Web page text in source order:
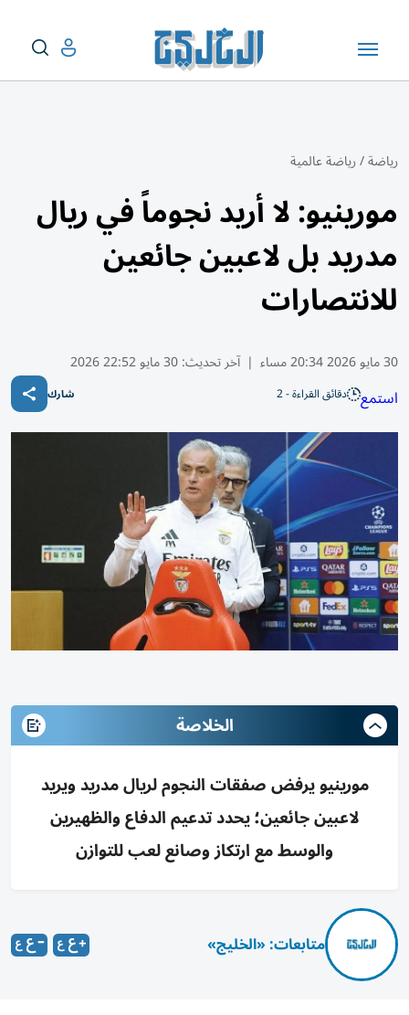
رياضة/رياضة عالمية
مورينيو: لا أريد نجوماً في ريال
مدريد بل لاعبين جائعين
للانتصارات
30 مايو 2026 20:34 مساء | آخر تحديث:30 مايو 22:52 2026
استمع دقائق القراءة - 2 شارك
الخلاصة
مورينيو يرفض صفقات النجوم لريال مدريد ويريد
لاعبين جائعين؛ يحدد تدعيم الدفاع والظهيرين
والوسط مع ارتكاز وصانع لعب للتوازن
متابعات: «الخليج»